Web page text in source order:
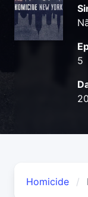
5
Homicide